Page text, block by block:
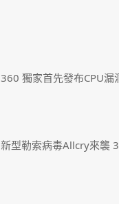
360 獨家首先發布CPU漏
新型勒索病毒Allcry來襲